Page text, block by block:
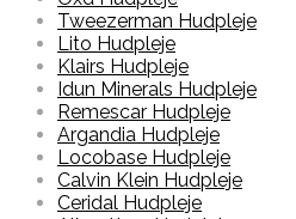
Tweezerman Hudpleje
Lito Hudpleje
Klairs Hudpleje
Idun Minerals Hudpleje
Remescar Hudpleje
Argandia Hudpleje
Locobase Hudpleje
Calvin Klein Hudpleje
Ceridal Hudpleje